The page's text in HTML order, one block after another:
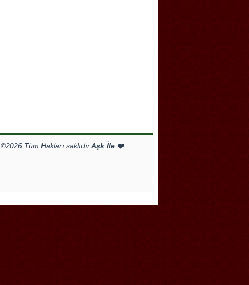
©2026 Tüm Hakları saklıdır.Aşk İle ❤️